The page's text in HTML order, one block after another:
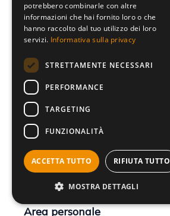
Tel.0376-775130
Fax 0376-770151
Lun-Ven: ore 9:00/13:00 - 14:30/18:30
Email:servizioclienti@gruppocastelli.com
PEC: ratio@legalmail.it
Acquisti
Ratio Store
Modalità di acquisto
Pagamenti e spedizioni
Resi e rimborsi
Area personale
potrebbero combinarle con altre
informazioni che hai fornito loro o che
hanno raccolto dal tuo utilizzo dei loro
servizi. Informativa sulla privacy
STRETTAMENTE NECESSARI
PERFORMANCE
TARGETING
FUNZIONALITÀ
ACCETTA TUTTO RIFIUTA TUTTO
MOSTRA DETTAGLI